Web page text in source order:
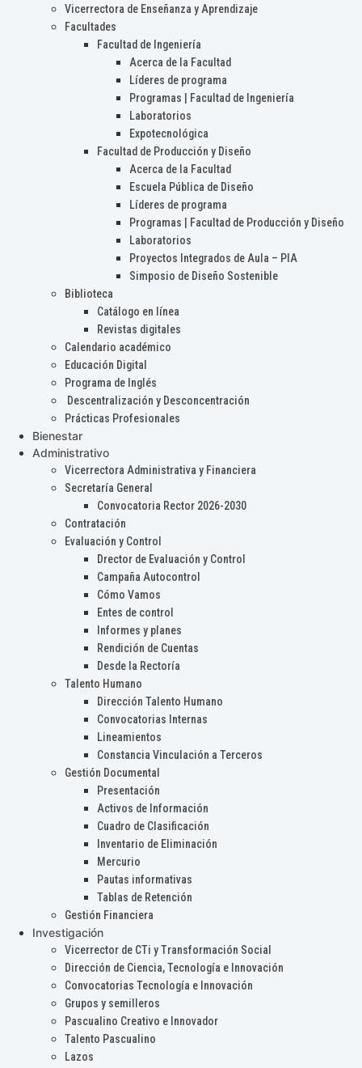
Vicerrectora de Enseñanza y Aprendizaje
Facultades
Facultad de Ingeniería
Acerca de la Facultad
Líderes de programa
Programas | Facultad de Ingeniería
Laboratorios
Expotecnológica
Facultad de Producción y Diseño
Acerca de la Facultad
Escuela Pública de Diseño
Líderes de programa
Programas | Facultad de Producción y Diseño
Laboratorios
Proyectos Integrados de Aula – PIA
Simposio de Diseño Sostenible
Biblioteca
Catálogo en línea
Revistas digitales
Calendario académico
Educación Digital
Programa de Inglés
Descentralización y Desconcentración
Prácticas Profesionales
Bienestar
Administrativo
Vicerrectora Administrativa y Financiera
Secretaría General
Convocatoria Rector 2026-2030
Contratación
Evaluación y Control
Drector de Evaluación y Control
Campaña Autocontrol
Cómo Vamos
Entes de control
Informes y planes
Rendición de Cuentas
Desde la Rectoría
Talento Humano
Dirección Talento Humano
Convocatorias Internas
Lineamientos
Constancia Vinculación a Terceros
Gestión Documental
Presentación
Activos de Información
Cuadro de Clasificación
Inventario de Eliminación
Mercurio
Pautas informativas
Tablas de Retención
Gestión Financiera
Investigación
Vicerrector de CTi y Transformación Social
Dirección de Ciencia, Tecnología e Innovación
Convocatorias Tecnología e Innovación
Grupos y semilleros
Pascualino Creativo e Innovador
Talento Pascualino
Lazos